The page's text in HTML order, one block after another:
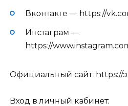
Вконтакте — https://
Инстаграм —
https://
Официальный сайт: https://
Вход в личный кабинет: